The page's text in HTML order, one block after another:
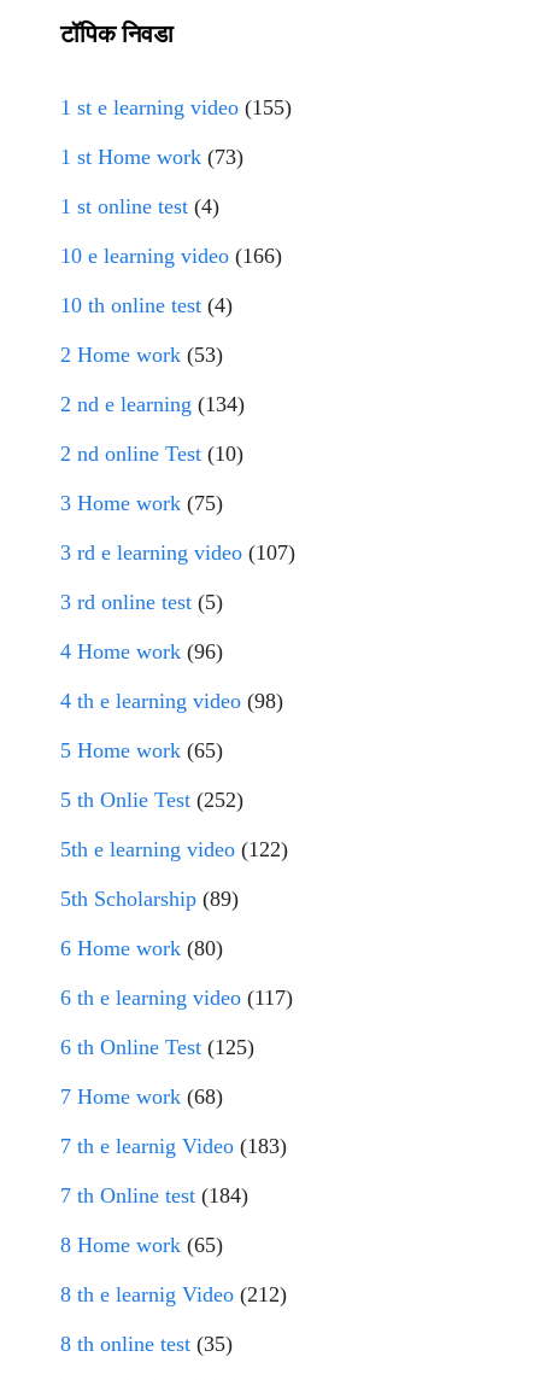
टॉपिक निवडा
1 st e learning video (155)
1 st Home work (73)
1 st online test (4)
10 e learning video (166)
10 th online test (4)
2 Home work (53)
2 nd e learning (134)
2 nd online Test (10)
3 Home work (75)
3 rd e learning video (107)
3 rd online test (5)
4 Home work (96)
4 th e learning video (98)
5 Home work (65)
5 th Onlie Test (252)
5th e learning video (122)
5th Scholarship (89)
6 Home work (80)
6 th e learning video (117)
6 th Online Test (125)
7 Home work (68)
7 th e learnig Video (183)
7 th Online test (184)
8 Home work (65)
8 th e learnig Video (212)
8 th online test (35)